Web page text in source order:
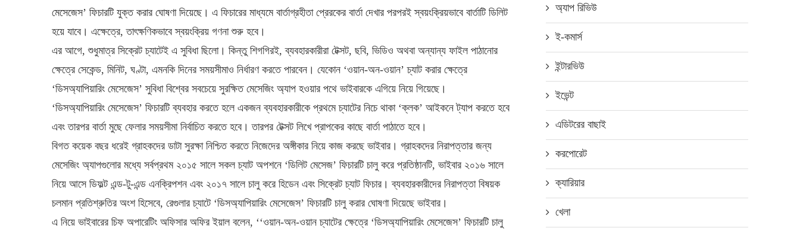
মেসেজেস’ ফিচারটি যুক্ত করার ঘোষণা দিয়েছে। এ ফিচারের মাধ্যমে বার্তাগ্রহীতা প্রেরকের বার্তা দেখার পরপরই স্বয়ংক্রিয়ভাবে বার্তাটি ডিলিট
হয়ে যাবে। এক্ষেত্রে, তাৎক্ষণিকভাবে স্বয়ংক্রিয় গণনা শুরু হবে।
এর আগে, শুধুমাত্র সিক্রেট চ্যাটেই এ সুবিধা ছিলো। কিন্তু শিগগিরই, ব্যবহারকারীরা টেক্সট, ছবি, ভিডিও অথবা অন্যান্য ফাইল পাঠানোর
ক্ষেত্রে সেকেন্ড, মিনিট, ঘণ্টা, এমনকি দিনের সময়সীমাও নির্ধারণ করতে পারবেন। যেকোন ‘ওয়ান-অন-ওয়ান’ চ্যাট করার ক্ষেত্রে
‘ডিসঅ্যাপিয়ারিং মেসেজেস’ সুবিধা বিশ্বের সবচেয়ে সুরক্ষিত মেসেজিং অ্যাপ হওয়ার পথে ভাইবারকে এগিয়ে নিয়ে গিয়েছে।
‘ডিসঅ্যাপিয়ারিং মেসেজেস’ ফিচারটি ব্যবহার করতে হলে একজন ব্যবহারকারীকে প্রথমে চ্যাটের নিচে থাকা ‘ক্লক’ আইকনে ট্যাপ করতে হবে
এবং তারপর বার্তা মুছে ফেলার সময়সীমা নির্বাচিত করতে হবে। তারপর টেক্সট লিখে প্রাপকের কাছে বার্তা পাঠাতে হবে।
বিগত কয়েক বছর ধরেই গ্রাহকদের ডাটা সুরক্ষা নিশ্চিত করতে নিজেদের অঙ্গীকার নিয়ে কাজ করছে ভাইবার। গ্রাহকদের নিরাপত্তার জন্য
মেসেজিং অ্যাপগুলোর মধ্যে সর্বপ্রথম ২০১৫ সালে সকল চ্যাট অপশনে ‘ডিলিট মেসেজ’ ফিচারটি চালু করে প্রতিষ্ঠানটি, ভাইবার ২০১৬ সালে
নিয়ে আসে ডিফল্ট এন্ড-টু-এন্ড এনক্রিপশন এবং ২০১৭ সালে চালু করে হিডেন এবং সিক্রেট চ্যাট ফিচার। ব্যবহারকারীদের নিরাপত্তা বিষয়ক
চলমান প্রতিশ্রুতির অংশ হিসেবে, রেগুলার চ্যাটে ‘ডিসঅ্যাপিয়ারিং মেসেজেস’ ফিচারটি চালু করার ঘোষণা দিয়েছে ভাইবার।
এ নিয়ে ভাইবারের চিফ অপারেটিং অফিসার অফির ইয়াল বলেন, ‘‘ওয়ান-অন-ওয়ান চ্যাটের ক্ষেত্রে ‘ডিসঅ্যাপিয়ারিং মেসেজেস’ ফিচারটি চালু
অ্যাপ রিভিউ
ই-কমার্স
ইন্টারভিউ
ইভেন্ট
এডিটরের বাছাই
করপোরেট
ক্যারিয়ার
খেলা